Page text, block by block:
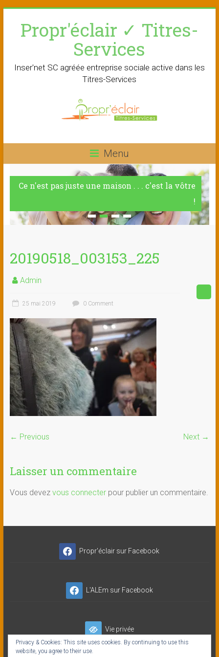
contentPropr'éclair ✓ Titres-
Services
Inser'net SC agréée entreprise sociale active dans les
Titres-Services
Menu
Ce n'est pas juste une maison . . . c'est la vôtre
!
20190518_003153_225
Admin
25 mai 2019 0 Comment
← Previous Next →
Laisser un commentaire
Vous devez vous connecterpour publier un commentaire.
Propr'éclair sur Facebook
L'ALEm sur Facebook
Vie privée
Privacy & Cookies: This site uses cookies. By continuing to use this
website, you agree to their use.